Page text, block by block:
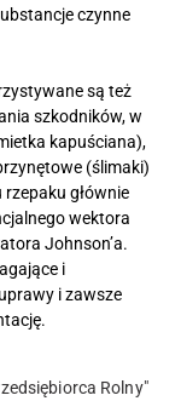
czynne
są też
szkodników, w
kapuściana),
(ślimaki)
głównie
wektora
Johnson’a.
i
i zawsze
Rolny"